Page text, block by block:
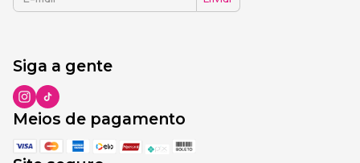
Siga a gente
Meios de pagamento